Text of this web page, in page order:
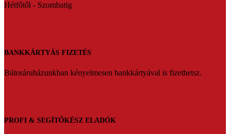
Hétfőtől - Szombatig
BANKKÁRTYÁS FIZETÉS
Bútoráruházunkban kényelmesen bankkártyával is fizethetsz.
PROFI & SEGÍTŐKÉSZ ELADÓK